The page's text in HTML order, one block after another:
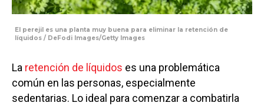
El perejil es una planta muy buena para eliminar la retención de
líquidos / DeFodi Images/Getty Images
La retención de líquidos es una problemática
común en las personas, especialmente
sedentarias. Lo ideal para comenzar a combatirla